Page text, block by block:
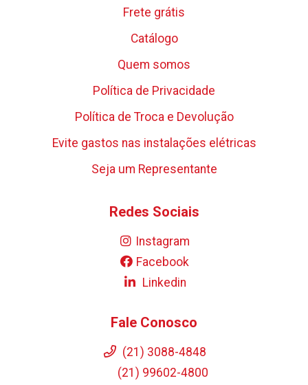
Frete grátis
Catálogo
Quem somos
Política de Privacidade
Política de Troca e Devolução
Evite gastos nas instalações elétricas
Seja um Representante
Redes Sociais
Instagram
Facebook
Linkedin
Fale Conosco
(21) 3088-4848
(21) 99602-4800